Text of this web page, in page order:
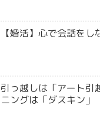
【婚活】心で会話をし
引っ越しは「アート引
ニングは「ダスキン」